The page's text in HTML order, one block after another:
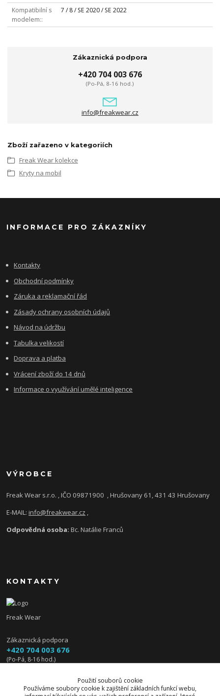
Kompatibilní s
modelem:
7 / 8 / SE 2020 / SE 2022
Zákaznická podpora
+420 704 003 676
(Po-Pá, 8-16 hod.)
info@freakwear.cz
Zboží zařazeno v kategoriích
Freak Wear kolekce
Kryty na mobil
INFORMACE PRO ZÁKAZNÍKY
Kontakty
Obchodní podmínky
Záruka a reklamační řád
Zásady ochrany osobních údajů
Návod na údržbu
Tabulka velikostí
Doprava a platba
Vrácení zboží do 14 dnů
Informace o využívání umělé inteligence
VÝROBCE
Freak Wear s.r.o. , IČO 09871900 , Hrušovany 61, 431 43 Hrušovany
E-MAIL:info@freakwear.cz ,
Odpovědná osoba:Bc. Natálie Franců
KONTAKTY
Freak Wear
Zákaznická podpora
+420 704 003 676
(Po-Pá, 8-16 hod.)
info@freakwear.czPoužití souborů cookie
Používáme soubory cookie k zajištění základních funkcí webu,